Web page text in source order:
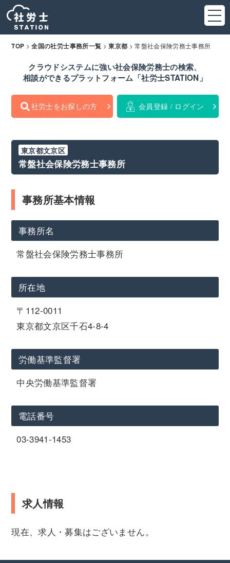
TOP >全国の社労士事務所一覧 >東京都 >常盤社会保険労務士事務所
クラウドシステムに強い社会保険労務士の検索、
相談ができるプラットフォーム「社労士STATION」
社労士をお探しの方 会員登録 / ログイン
東京都文京区
常盤社会保険労務士事務所
事務所基本情報
事務所名
常盤社会保険労務士事務所
所在地
〒112-0011
東京都文京区千石4-8-4
労働基準監督署
中央労働基準監督署
電話番号
03-3941-1453
求人情報
現在、求人・募集はございません。